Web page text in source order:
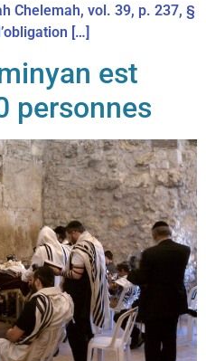
Chelemah, vol. 39, p. 237, §
[…]
est
personnes